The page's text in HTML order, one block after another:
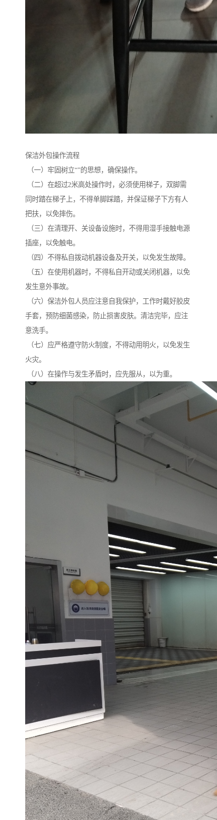
保洁外包操作流程
（一）牢固树立“”的思想，确保操作。
（二）在超过2米高处操作时，必须使用梯子，双脚需
同时踏在梯子上，不得单脚踩踏，并保证梯子下方有人
把扶，以免摔伤。
（三）在清理开、关设备设施时，不得用湿手接触电源
插座，以免触电。
（四）不得私自拨动机器设备及开关，以免发生故障。
（五）在使用机器时，不得私自开动或关闭机器，以免
发生意外事故。
（六）保洁外包人员应注意自我保护，工作时戴好胶皮
手套，预防细菌感染，防止损害皮肤。清洁完毕，应注
意洗手。
（七）应严格遵守防火制度，不得动用明火，以免发生
火灾。
（八）在操作与发生矛盾时，应先服从，以为重。